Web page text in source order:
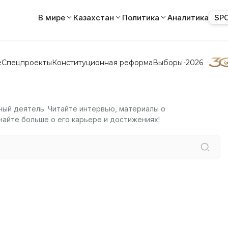
В мире Казахстан Политика Аналитика
СпецпроектыКонституционная реформаВыборы-2026
деятель. Читайте интервью, материалы о
больше о его карьере и достижениях!